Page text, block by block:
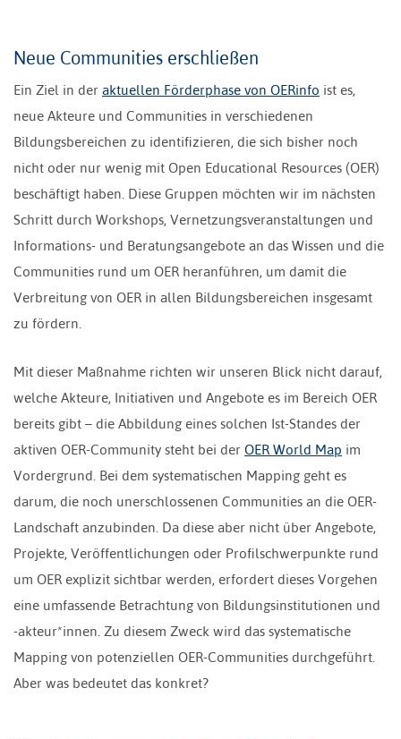
Neue Communities erschließen
Ein Ziel in der aktuellen Förderphase von OERinfo ist es,
neue Akteure und Communities in verschiedenen
Bildungsbereichen zu identifizieren, die sich bisher noch
nicht oder nur wenig mit Open Educational Resources (OER)
beschäftigt haben. Diese Gruppen möchten wir im nächsten
Schritt durch Workshops, Vernetzungsveranstaltungen und
Informations- und Beratungsangebote an das Wissen und die
Communities rund um OER heranführen, um damit die
Verbreitung von OER in allen Bildungsbereichen insgesamt
zu fördern.
Mit dieser Maßnahme richten wir unseren Blick nicht darauf,
welche Akteure, Initiativen und Angebote es im Bereich OER
bereits gibt – die Abbildung eines solchen Ist-Standes der
aktiven OER-Community steht bei der OER World Map im
Vordergrund. Bei dem systematischen Mapping geht es
darum, die noch unerschlossenen Communities an die OER-
Landschaft anzubinden. Da diese aber nicht über Angebote,
Projekte, Veröffentlichungen oder Profilschwerpunkte rund
um OER explizit sichtbar werden, erfordert dieses Vorgehen
eine umfassende Betrachtung von Bildungsinstitutionen und
-akteur*innen. Zu diesem Zweck wird das systematische
Mapping von potenziellen OER-Communities durchgeführt.
Aber was bedeutet das konkret?